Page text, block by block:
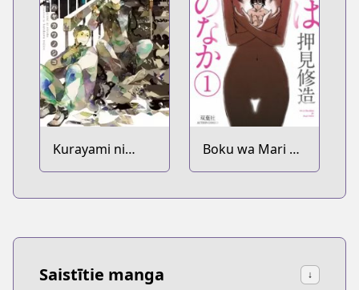
Kurayami ni
Strobe
Boku wa Mari no
Naka
Saistītie manga ↓